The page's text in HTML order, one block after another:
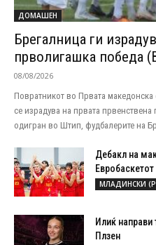
ДОМАШЕН
Брегалница ги
прволигашка победа
08/08/2026
Повратникот во Првата
се израдува на првата
одигран во Штип, фудбалерите на
Дебакл на
МЛАДИНСКИ
Илиќ
Плзен